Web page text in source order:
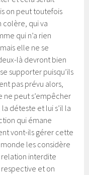
on peut toutefois
colère, qui va
qui n’a rien
elle ne se
là devront bien
supporter puisqu’ils
pas prévu alors,
ne peut s’empêcher
déteste et lui s’il la
qui émane
vont-ils gérer cette
les considère
relation interdite
et on